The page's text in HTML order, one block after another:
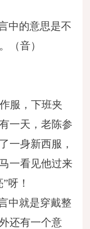
中的意思是不
（音）
服，下班夹
一天，老陈参
一身新西服，
一看见他过来
呀！
中就是穿戴整
还有一个意